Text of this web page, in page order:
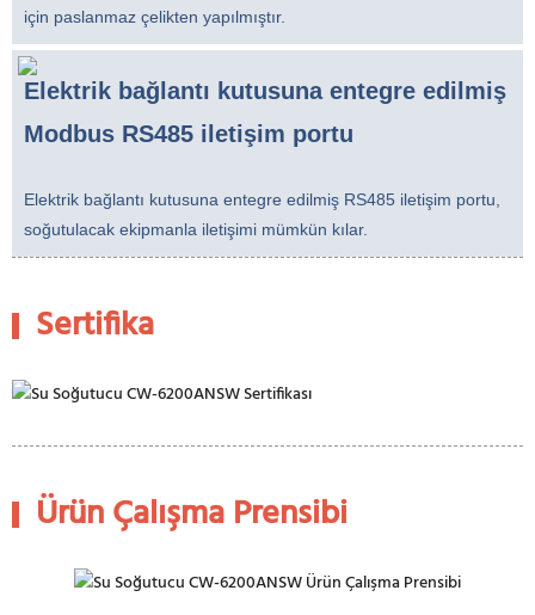
için paslanmaz çelikten yapılmıştır.
Elektrik bağlantı kutusuna entegre edilmiş
Modbus RS485 iletişim portu
Elektrik bağlantı kutusuna entegre edilmiş RS485 iletişim portu,
soğutulacak ekipmanla iletişimi mümkün kılar.
Sertifika
Ürün Çalışma Prensibi